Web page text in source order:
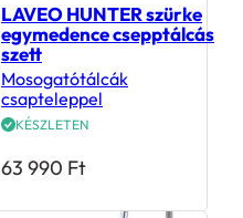
LAVEO HUNTER szürke
egymedence csepptálcás
szett
Mosogatótálcák
csapteleppel
KÉSZLETEN
63 990 Ft